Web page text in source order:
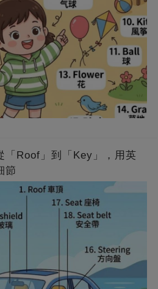
「Roof」到「Key」，用英
節